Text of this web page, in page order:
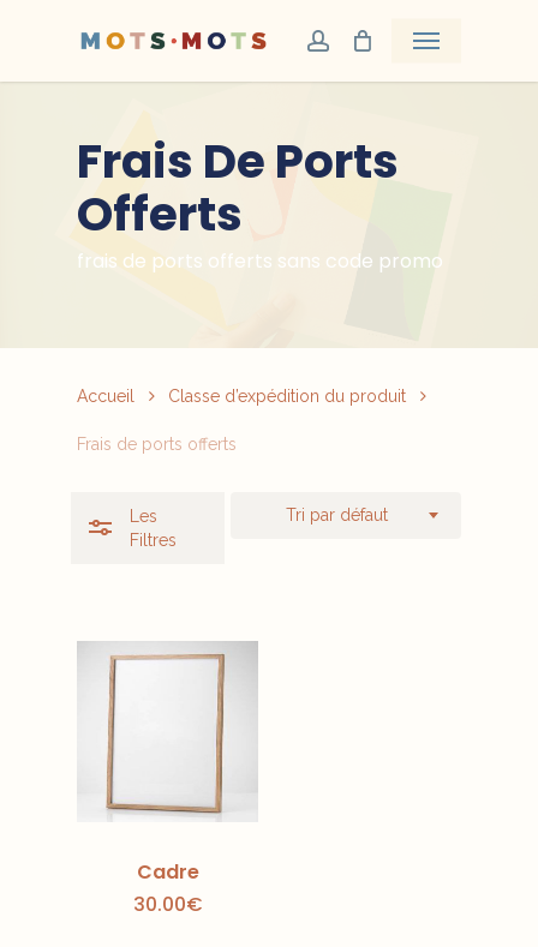
account
Frais De Ports
Offerts
frais de ports offerts sans code promo
Accueil Classe d’expédition du produit
Frais de ports offerts
Les
Filtres
Tri par défaut
Les
Cadre
30.00€